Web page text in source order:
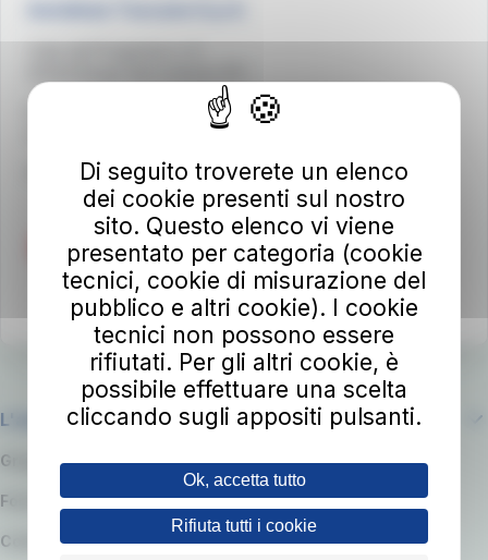
Per info e reclamiat-bus.it/parlaconat
L'azienda
Gruppo RATP
Fornitori e Gare
Codice etico e modello organizzativo
Di seguito troverete un elenco
dei cookie presenti sul nostro
sito. Questo elenco vi viene
presentato per categoria (cookie
tecnici, cookie di misurazione del
pubblico e altri cookie). I cookie
tecnici non possono essere
rifiutati. Per gli altri cookie, è
possibile effettuare una scelta
cliccando sugli appositi pulsanti.
Ok, accetta tutto
Rifiuta tutti i cookie